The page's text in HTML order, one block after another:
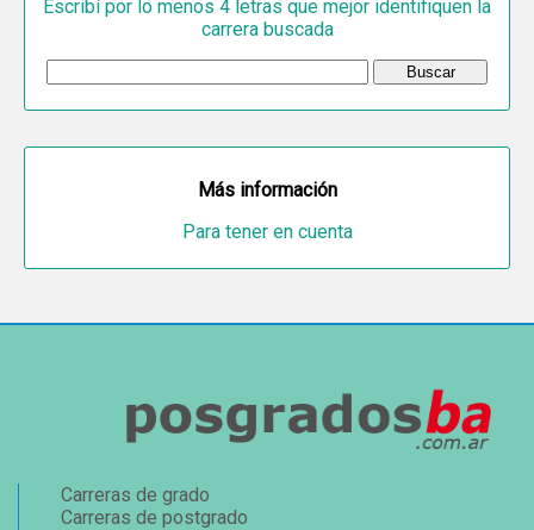
Escribí por lo menos 4 letras que mejor identifiquen la
carrera buscada
Más información
Para tener en cuenta
Carreras de grado
Carreras de postgrado